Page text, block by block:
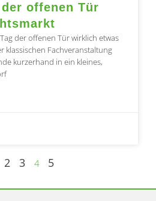
offenen Tür
der offenen Tür wirklich etwas
klassischen Fachveranstaltung
kurzerhand in ein kleines,
2 3 4 5